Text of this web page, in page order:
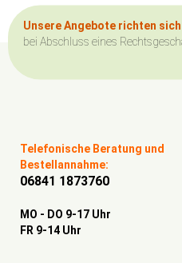
Unsere Angebote richten
bei Abschluss eines
Telefonische Beratung und
Bestellannahme:
06841 1873760
MO - DO 9-17 Uhr
FR 9-14 Uhr